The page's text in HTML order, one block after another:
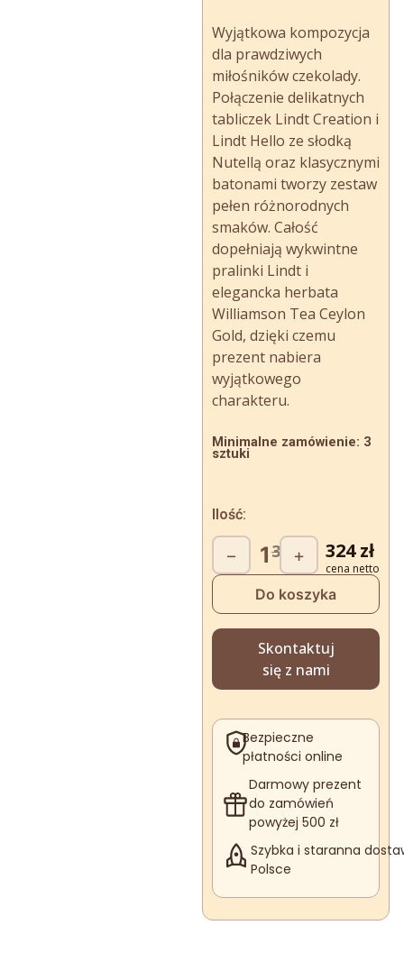
Wyjątkowa kompozycja
dla prawdziwych
miłośników czekolady.
Połączenie delikatnych
tabliczek Lindt Creation i
Lindt Hello ze słodką
Nutellą oraz klasycznymi
batonami tworzy zestaw
pełen różnorodnych
smaków. Całość
dopełniają wykwintne
pralinki Lindt i
elegancka herbata
Williamson Tea Ceylon
Gold, dzięki czemu
prezent nabiera
wyjątkowego
charakteru.
Minimalne zamówienie: 3
sztuki
Ilość:
360zł
cena
360 zł.
324zł
−
ilość
Czekoladowa
Fanaberia
+
Do koszyka
Skontaktuj
się z nami
Bezpieczne
płatności online
Darmowy prezent
do zamówień
powyżej 500 zł
Szybka i staranna
Polsce